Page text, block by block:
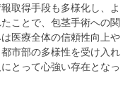
取得手段も多様化し、よ
ことで、包茎手術への関
医療全体の信頼性向上や
市部の多様性を受け入れ
とって心強い存在となっ